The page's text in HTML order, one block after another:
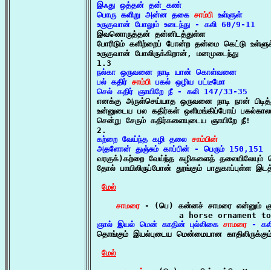
இஃது ஒத்தன் தன்_கண்
பொரு களிறு அன்ன தகை சாம்பி உள்ளுள்
உருகுவான் போலும் உடைந்து - கலி 60/9-11
இவனொருத்தன் தன்னிடத்துள்ள
போரிடும் களிற்றைப் போன்ற தன்மை கெட்டு
உருகுவான் போலிருக்கிறான், மனமுடைந்து
நல்கா ஒருவனை நாடி யான் கொள்வனை
பல் கதிர் சாம்பி பகல் ஒழிய பட்டீமோ
செல் கதிர் ஞாயிறே நீ - கலி 147/33-35
எனக்கு அருள்செய்யாத ஒருவனை நாடி நான்
உன்னுடைய பல கதிர்கள் ஒளிமங்கிப்போய்
சென்று சேரும் கதிர்களையுடைய ஞாயிறே நீ!
கற்றை வேய்ந்த கழி தலை சாம்பின்
அதளோன் துஞ்சும் காப்பின் - பெரும் 150,151
வரகுக்)கற்றை வேய்ந்த கழிகளைத் தலையிலேயும்
தோல் பாயிலிருப்போன் தூங்கும் பாதுகாப்புள்ள
மேல்
சாமரை - (பெ) கன்னச் சாமரை என்னும்
ஞால் இயல் மென் காதின் புல்லிகை சாமரை -
தொங்கும் இயல்புடைய மென்மையான
மேல்